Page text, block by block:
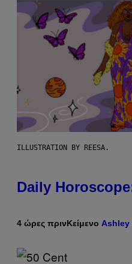
ILLUSTRATION BY REESA.
Daily
4 ώρες πρινΚείμενο Ashley